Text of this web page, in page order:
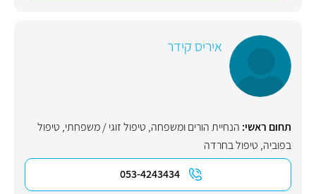
איריס קידר
תחום ראשי: הנחיית הורים ומשפחה, טיפול זוגי / משפחתי, טיפול
בפוביה, טיפול בחרדה
053-4243434